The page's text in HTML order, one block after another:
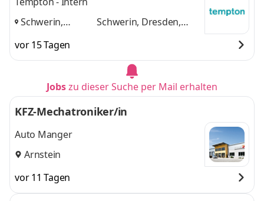
Schwerin,
Aschersleben
Schwerin, Dresden,
vor 15 Tagen
Jobszu dieser Suche per Mail erhalten
KFZ-Mechatroniker/in
Auto Manger
Arnstein
vor 11 Tagen